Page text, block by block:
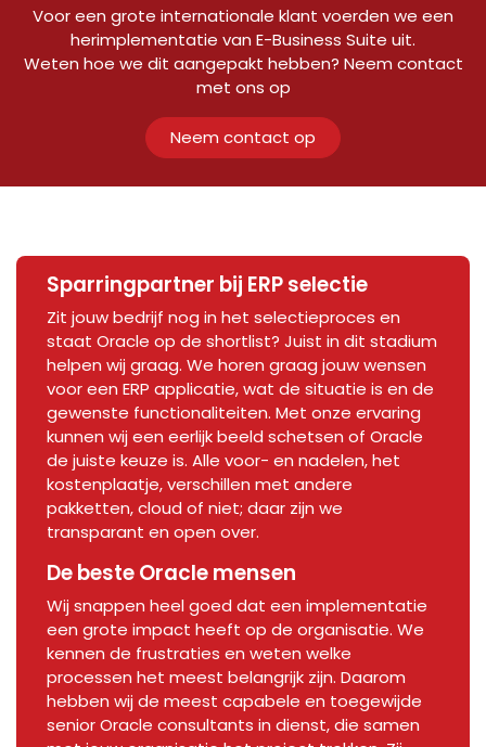
Voor een grote internationale klant voerden we een
herimplementatie van E-Business Suite uit.
Weten hoe we dit aangepakt hebben? Neem contact
met ons op
Neem contact op
Sparringpartner bij ERP selectie
Zit jouw bedrijf nog in het selectieproces en
staat Oracle op de shortlist? Juist in dit stadium
helpen wij graag. We horen graag jouw wensen
voor een ERP applicatie, wat de situatie is en de
gewenste functionaliteiten. Met onze ervaring
kunnen wij een eerlijk beeld schetsen of Oracle
de juiste keuze is. Alle voor- en nadelen, het
kostenplaatje, verschillen met andere
pakketten, cloud of niet; daar zijn we
transparant en open over.
De beste Oracle mensen
Wij snappen heel goed dat een implementatie
een grote impact heeft op de organisatie. We
kennen de frustraties en weten welke
processen het meest belangrijk zijn. Daarom
hebben wij de meest capabele en toegewijde
senior Oracle consultants in dienst, die samen